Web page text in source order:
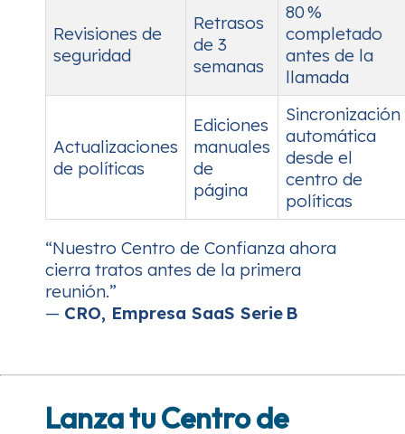
Revisiones de
seguridad
Retrasos
de 3
semanas
80 %
completado
antes de la
llamada
Actualizaciones
de políticas
Ediciones
manuales
de
página
Sincronización
automática
desde el
centro de
políticas
“Nuestro Centro de Confianza ahora
cierra tratos antes de la primera
reunión.”
— CRO, Empresa SaaS Serie B
Lanza tu Centro de